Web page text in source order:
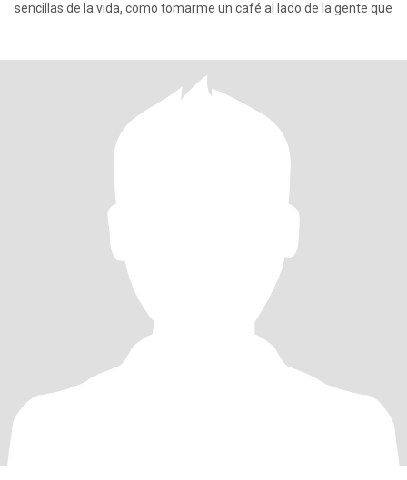
sencillas de la vida, como tomarme un café al lado de la gente que